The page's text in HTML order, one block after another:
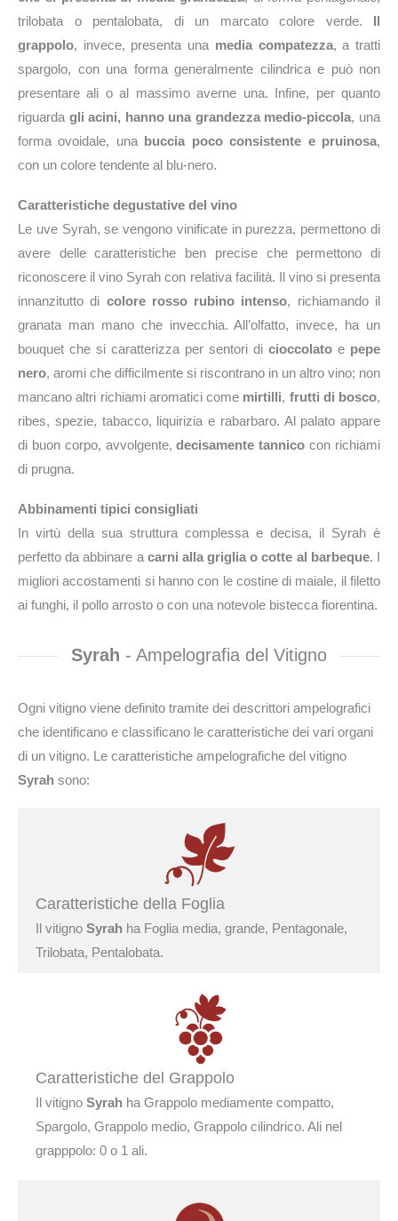
trilobata o pentalobata, di un marcato colore verde. Il
grappolo, invece, presenta una media compatezza, a tratti
spargolo, con una forma generalmente cilindrica e può non
presentare ali o al massimo averne una. Infine, per quanto
riguarda gli acini, hanno una grandezza medio-piccola, una
forma ovoidale, una buccia poco consistente e pruinosa,
con un colore tendente al blu-nero.
Caratteristiche degustative del vino
Le uve Syrah, se vengono vinificate in purezza, permettono di
avere delle caratteristiche ben precise che permettono di
riconoscere il vino Syrah con relativa facilità. Il vino si presenta
innanzitutto di colore rosso rubino intenso, richiamando il
granata man mano che invecchia. All’olfatto, invece, ha un
bouquet che si caratterizza per sentori di cioccolato e pepe
nero, aromi che difficilmente si riscontrano in un altro vino; non
mancano altri richiami aromatici come mirtilli, frutti di bosco,
ribes, spezie, tabacco, liquirizia e rabarbaro. Al palato appare
di buon corpo, avvolgente,decisamente tannico con richiami
di prugna.
Abbinamenti tipici consigliati
In virtù della sua struttura complessa e decisa, il Syrah è
perfetto da abbinare a carni alla griglia o cotte al barbeque. I
migliori accostamenti si hanno con le costine di maiale, il filetto
ai funghi, il pollo arrosto o con una notevole bistecca fiorentina.
Syrah - Ampelografia del Vitigno
Ogni vitigno viene definito tramite dei descrittori ampelografici
che identificano e classificano le caratteristiche dei vari organi
di un vitigno. Le caratteristiche ampelografiche del vitigno
Syrah sono:
Caratteristiche della Foglia
Il vitigno Syrah ha Foglia media, grande, Pentagonale,
Trilobata, Pentalobata.
Caratteristiche del Grappolo
Il vitigno Syrah ha Grappolo mediamente compatto,
Spargolo, Grappolo medio, Grappolo cilindrico. Ali nel
grapppolo: 0 o 1 ali.